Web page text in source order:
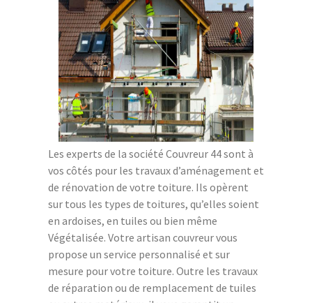
Les experts de la société Couvreur 44 sont à
vos côtés pour les travaux d’aménagement et
de rénovation de votre toiture. Ils opèrent
sur tous les types de toitures, qu’elles soient
en ardoises, en tuiles ou bien même
Végétalisée. Votre artisan couvreur vous
propose un service personnalisé et sur
mesure pour votre toiture. Outre les travaux
de réparation ou de remplacement de tuiles